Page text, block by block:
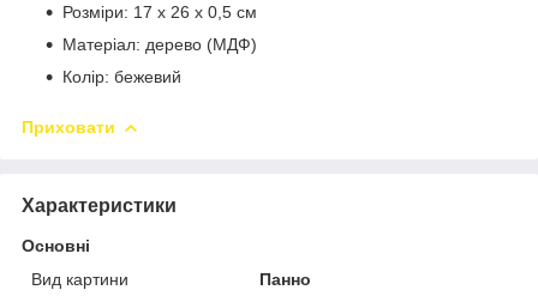
Розміри: 17 х 26 х 0,5 см
Матеріал: дерево (МДФ)
Колір: бежевий
Приховати
Характеристики
Основні
Вид картини
Панно